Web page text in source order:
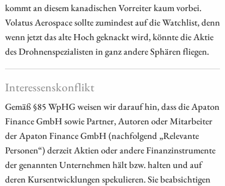
kommt an diesem kanadischen Vorreiter kaum vorbei.
Volatus Aerospace sollte zumindest auf die Watchlist, denn
wenn jetzt das alte Hoch geknackt wird, könnte die Aktie
des Drohnenspezialisten in ganz andere Sphären fliegen.
Interessenskonflikt
Gemäß §85 WpHG weisen wir darauf hin, dass die Apaton
Finance GmbH sowie Partner, Autoren oder Mitarbeiter
der Apaton Finance GmbH (nachfolgend „Relevante
Personen“) derzeit Aktien oder andere Finanzinstrumente
der genannten Unternehmen hält bzw. halten und auf
deren Kursentwicklungen spekulieren. Sie beabsichtigen